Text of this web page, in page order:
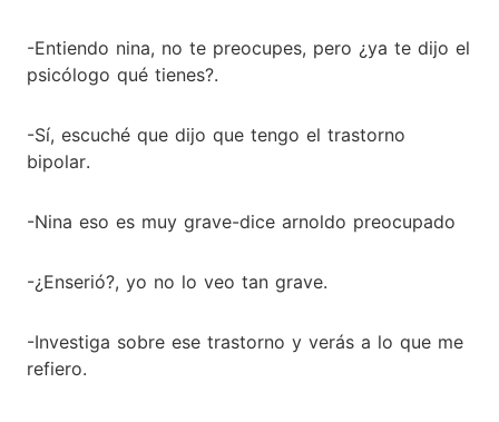
-Entiendo nina, no te preocupes, pero ¿ya te dijo el
psicólogo qué tienes?.
-Sí, escuché que dijo que tengo el trastorno
bipolar.
-Nina eso es muy grave-dice arnoldo preocupado
-¿Enserió?, yo no lo veo tan grave.
-Investiga sobre ese trastorno y verás a lo que me
refiero.